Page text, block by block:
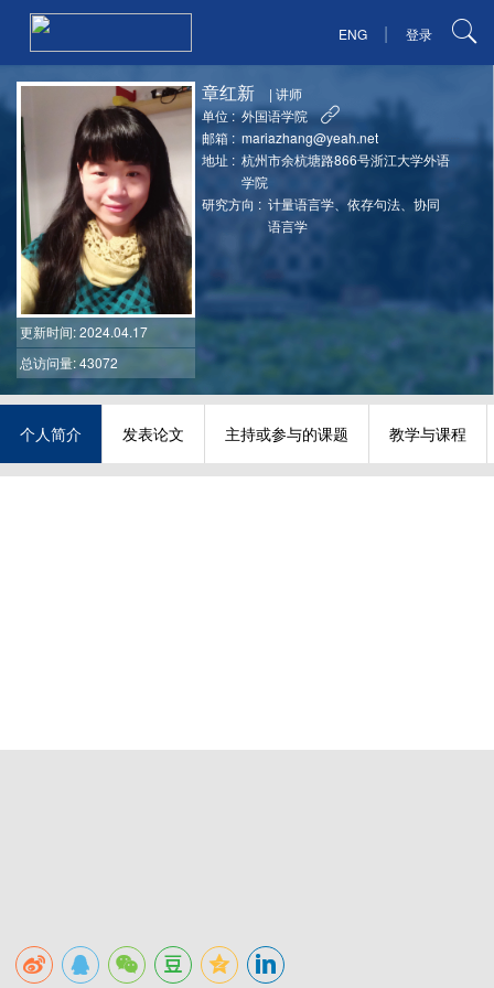
ENG | 登录
更新时间: 2024.04.17
总访问量: 43072
章红新 |讲师
单位 : 外国语学院
邮箱 : mariazhang@yeah.net
地址 : 杭州市余杭塘路866号浙江大学外语
学院
研究方向 : 计量语言学、依存句法、协同
语言学
个人简介 发表论文 主持或参与的课题 教学与课程